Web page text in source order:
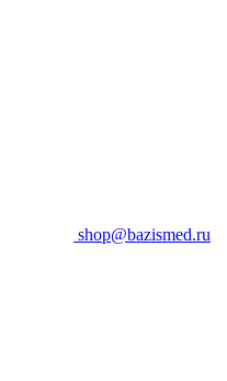
shop@bazismed.ru